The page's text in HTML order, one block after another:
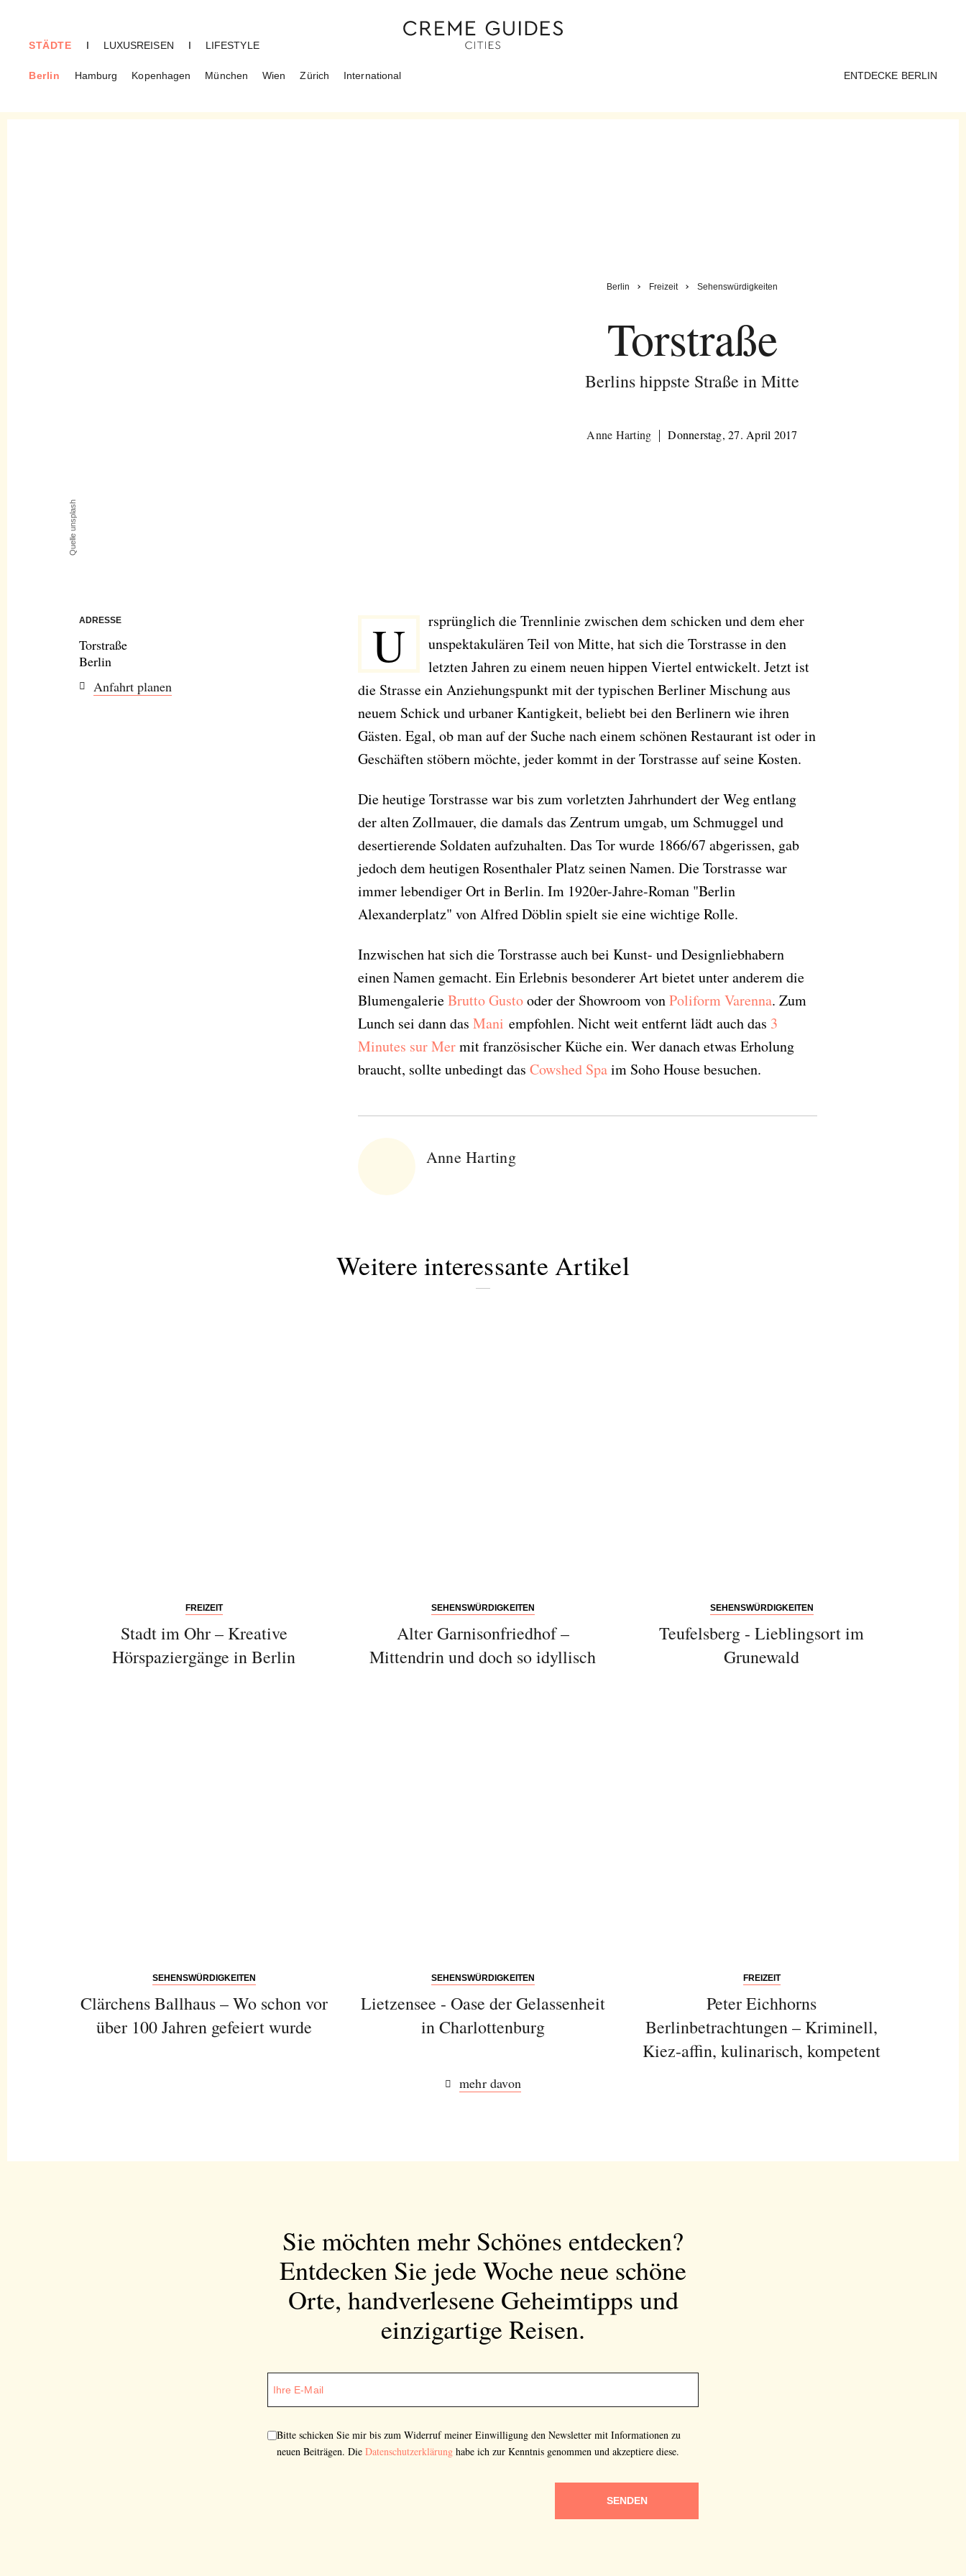
STÄDTE
Berlin Hamburg Kopenhagen München Wien Zürich International
I LUXUSREISEN I LIFESTYLE
ENTDECKE BERLIN
Berlin Freizeit Sehenswürdigkeiten
Torstraße
Berlins hippste Straße in Mitte
Anne Harting Donnerstag, 27. April 2017
Quelle unsplash
ADRESSE
Torstraße
Berlin
Anfahrt planen
U
rsprünglich die Trennlinie zwischen dem schicken und dem eher
unspektakulären Teil von Mitte, hat sich die Torstrasse in den
letzten Jahren zu einem neuen hippen Viertel entwickelt. Jetzt ist
die Strasse ein Anziehungspunkt mit der typischen Berliner Mischung aus
neuem Schick und urbaner Kantigkeit, beliebt bei den Berlinern wie ihren
Gästen. Egal, ob man auf der Suche nach einem schönen Restaurant ist oder in
Geschäften stöbern möchte, jeder kommt in der Torstrasse auf seine Kosten.
Die heutige Torstrasse war bis zum vorletzten Jahrhundert der Weg entlang
der alten Zollmauer, die damals das Zentrum umgab, um Schmuggel und
desertierende Soldaten aufzuhalten. Das Tor wurde 1866/67 abgerissen, gab
jedoch dem heutigen Rosenthaler Platz seinen Namen. Die Torstrasse war
immer lebendiger Ort in Berlin. Im 1920er-Jahre-Roman "Berlin
Alexanderplatz" von Alfred Döblin spielt sie eine wichtige Rolle.
Inzwischen hat sich die Torstrasse auch bei Kunst- und Designliebhabern
einen Namen gemacht. Ein Erlebnis besonderer Art bietet unter anderem die
BlumengalerieBrutto Gustooder der Showroom vonPoliform Varenna. Zum
Lunch sei dann das Mani empfohlen. Nicht weit entfernt lädt auch das 3
Minutes sur Mermit französischer Küche ein. Wer danach etwas Erholung
braucht, sollte unbedingt das Cowshed Spaim Soho House besuchen.
Anne Harting
Weitere interessante Artikel
FREIZEIT
Stadt im Ohr – Kreative
Hörspaziergänge in Berlin
SEHENSWÜRDIGKEITEN
Alter Garnisonfriedhof –
Mittendrin und doch so idyllisch
SEHENSWÜRDIGKEITEN
Teufelsberg - Lieblingsort im
Grunewald
SEHENSWÜRDIGKEITEN
Clärchens Ballhaus – Wo schon vor
über 100 Jahren gefeiert wurde
SEHENSWÜRDIGKEITEN
Lietzensee - Oase der Gelassenheit
in Charlottenburg
FREIZEIT
Peter Eichhorns
Berlinbetrachtungen – Kriminell,
Kiez-affin, kulinarisch, kompetent
mehr davon
Sie möchten mehr Schönes entdecken?
Entdecken Sie jede Woche neue schöne
Orte, handverlesene Geheimtipps und
einzigartige Reisen.
Bitte schicken Sie mir bis zum Widerruf meiner Einwilligung den Newsletter mit Informationen zu
neuen Beiträgen. Die Datenschutzerklärung habe ich zur Kenntnis genommen und akzeptiere diese.
SENDEN